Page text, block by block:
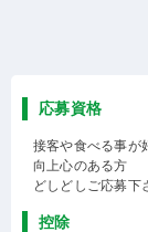
応募資格
接客や食べる事が
向上心のある方
どしどしご応募下
控除